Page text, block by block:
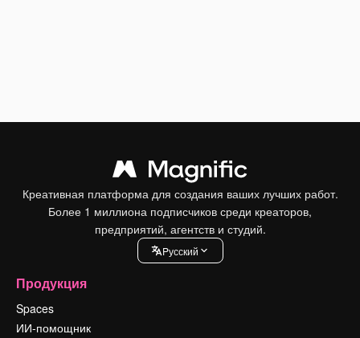
Креативная платформа для создания ваших лучших работ.
Более 1 миллиона подписчиков среди креаторов,
предприятий, агентств и студий.
Pусский
Продукция
Spaces
ИИ-помощник